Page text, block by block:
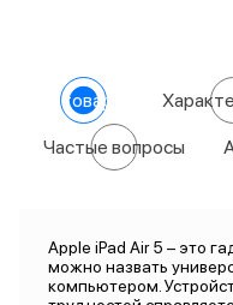
О товаре
Частые вопросы
Apple iPad Air 5 – это
можно назвать
компьютером.